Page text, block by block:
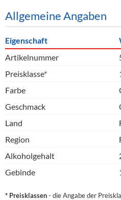
Allgemeine Angaben
Eigenschaft
Artikelnummer
Preisklasse*
Farbe
Geschmack
Land
Region
Alkoholgehalt
Gebinde
* Preisklassen- die Angabe der